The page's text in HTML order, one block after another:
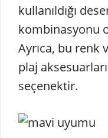
kullanıldığı
kombinasyonu
Ayrıca, bu renk
plaj
seçenektir.